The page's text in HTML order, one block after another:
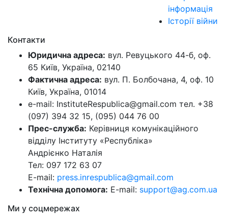
інформація
Історії війни
Контакти
Юридична адреса: вул. Ревуцького 44-б, оф.
65 Київ, Україна, 02140
Фактична адреса: вул. П. Болбочана, 4, оф. 10
Київ, Україна, 01014
e-mail: InstituteRespublica@gmail.com тел. +38
(097) 394 32 15, (095) 044 76 00
Прес-служба: Керівниця комунікаційного
відділу Інституту «Республіка»
Андрієнко Наталія
Тел: 097 172 63 07
E-mail: press.inrespublica@gmail.com
Технічна допомога: E-mail: support@ag.com.ua
Ми у соцмережах